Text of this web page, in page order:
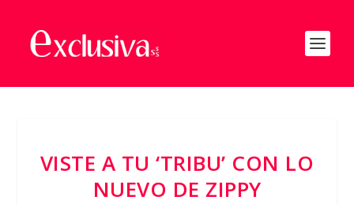
VISTE A TU ‘TRIBU’ CON LO
NUEVO DE ZIPPY